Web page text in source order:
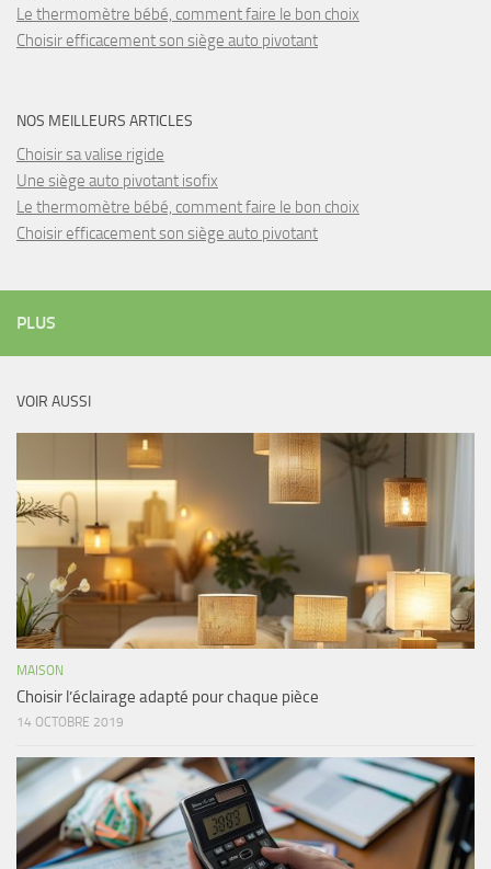
Le thermomètre bébé, comment faire le bon choix
Choisir efficacement son siège auto pivotant
NOS MEILLEURS ARTICLES
Choisir sa valise rigide
Une siège auto pivotant isofix
Le thermomètre bébé, comment faire le bon choix
Choisir efficacement son siège auto pivotant
PLUS
VOIR AUSSI
MAISON
Choisir l’éclairage adapté pour chaque pièce
14 OCTOBRE 2019